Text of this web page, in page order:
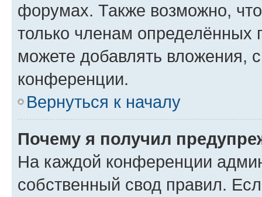
форумах. Также возможно,
только членам определённых
можете добавлять вложения,
конференции.
Вернуться к началу
Почему я получил
На каждой конференции
собственный свод правил.